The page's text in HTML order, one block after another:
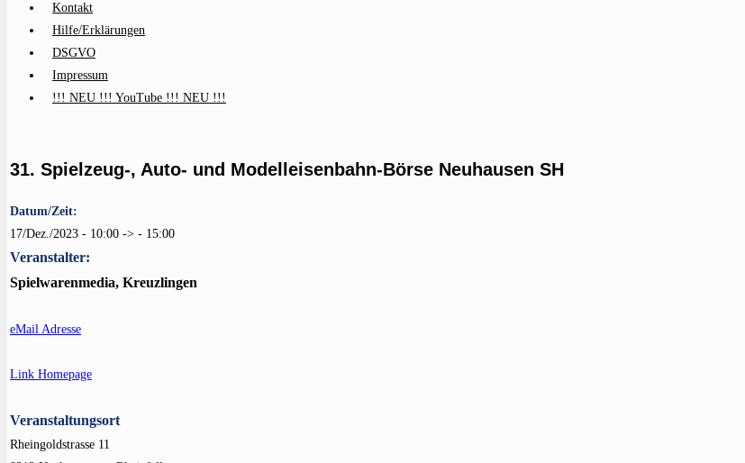
Kontakt
Hilfe/Erklärungen
DSGVO
Impressum
!!! NEU !!! YouTube !!! NEU !!!
31. Spielzeug-, Auto- und Modelleisenbahn-Börse Neuhausen SH
Datum/Zeit:
17/Dez./2023 - 10:00 -> - 15:00
Veranstalter:
Spielwarenmedia, Kreuzlingen
eMail Adresse
Link Homepage
Veranstaltungsort
Rheingoldstrasse 11